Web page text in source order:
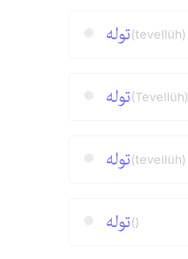
توله(tevellüh)
توله(Tevellüh)
توله(tevellüh)
توله()